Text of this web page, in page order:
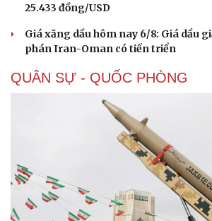
Doanh nghiệp
Công
25.433 đồng/USD
Giá xăng dầu hôm nay 6/8: Giá dầu
phán Iran-Oman có tiến triển
QUÂN SỰ - QUỐC PHÒNG